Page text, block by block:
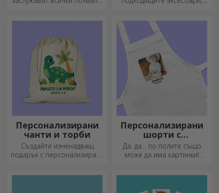
Персонализирани
предпазители за
футбол
Идеален за професионални
играчи, аматьори или дори
деца, които обичат футбола
Подаръчни ваучери
Вдъхновяващ избор за
всеки повод, независимо
дали става дума за рождени
дни, празници или други